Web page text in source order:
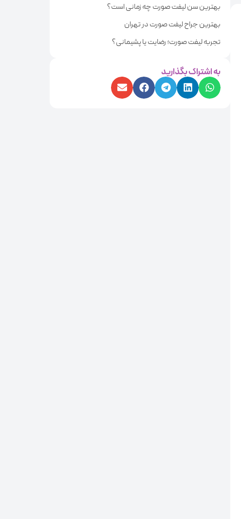
بهترین سن لیفت صورت چه زمانی است؟
بهترین جراح لیفت صورت در تهران
تجربه لیفت صورت؛ رضایت یا پشیمانی؟
به اشتراک بگذارید